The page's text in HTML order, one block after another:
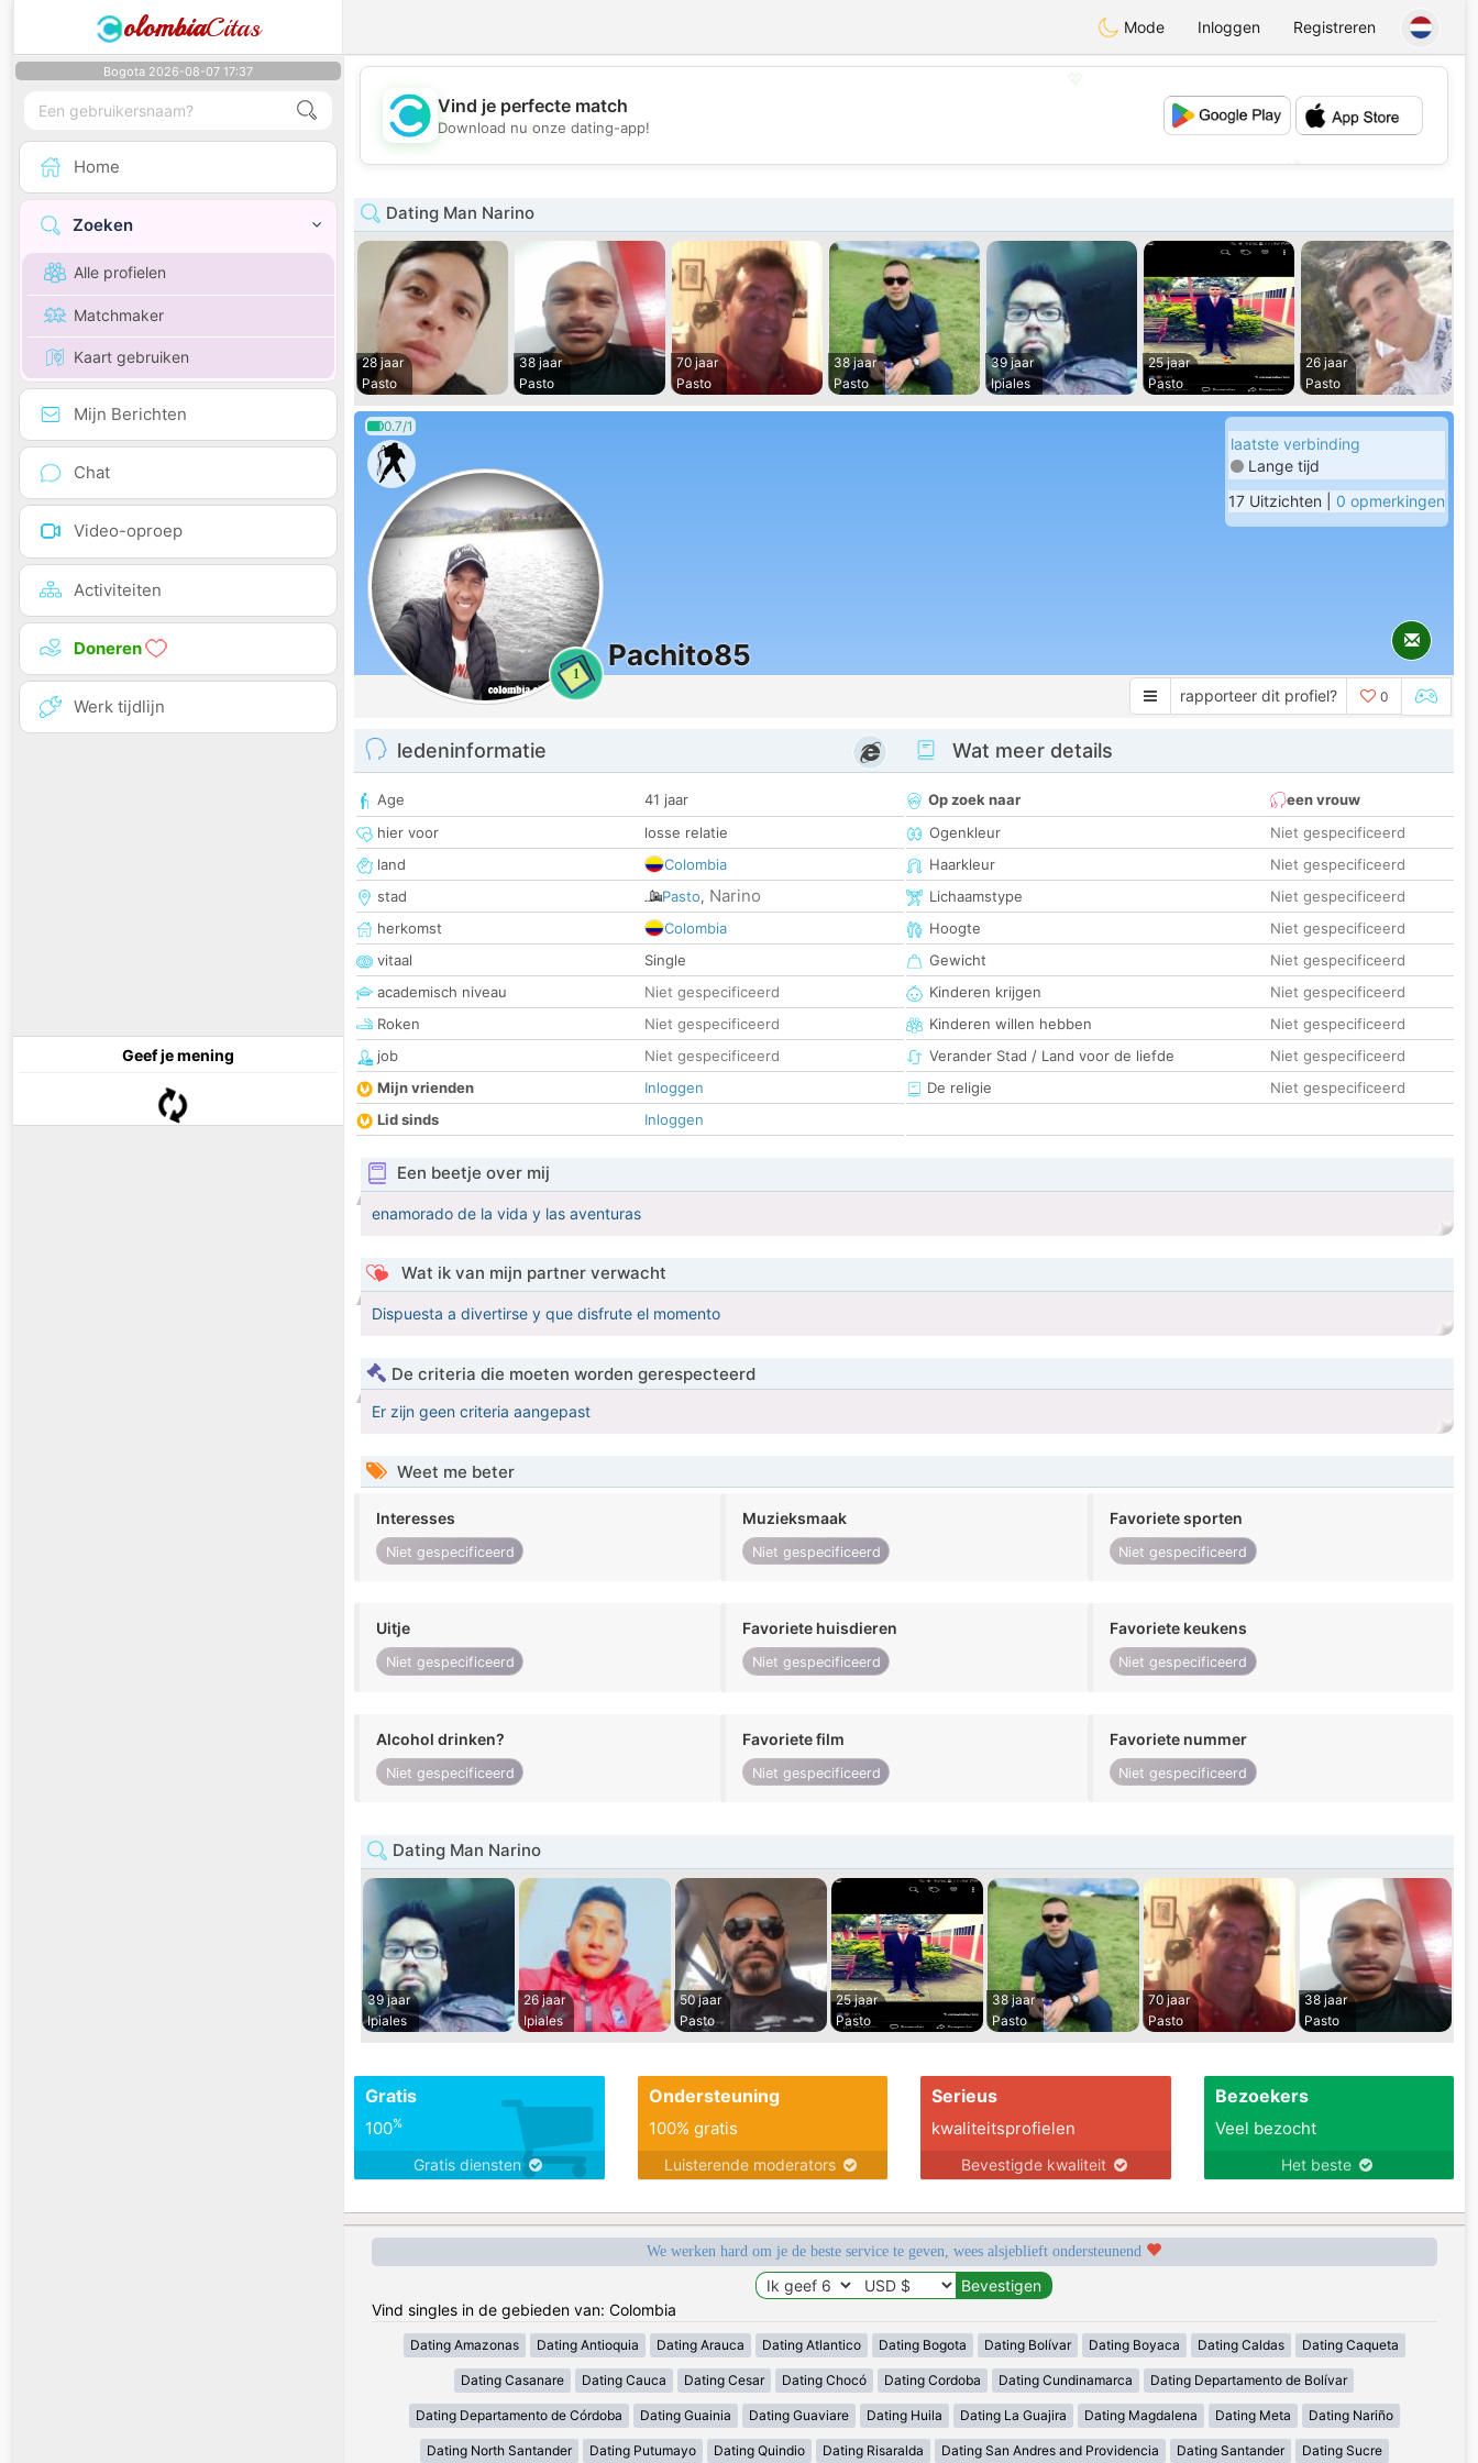
olombiaCitas Mode Inloggen Registreren
Bogota 2026-08-07 17:37
Home
Zoeken
Alle profielen
Matchmaker
Kaart gebruiken
Mijn Berichten
Chat
Video-oproep
Activiteiten
Doneren
Werk tijdlijn
Geef je mening
💕
Vind je perfecte match
Download nu onze dating-app!
Dating Man Narino
28 jaar
Pasto
38 jaar
Pasto
70 jaar
Pasto
38 jaar
Pasto
39 jaar
Ipiales
25 jaar
Pasto
26 jaar
Pasto
0.7/1
1
Pachito85
laatste verbinding
Lange tijd
17 Uitzichten | 0 opmerkingen
rapporteer dit profiel? 0
ledeninformatie
Age
41 jaar
hier voor
losse relatie
land
Colombia
stad
Pasto, Narino
herkomst
Colombia
vitaal
Single
academisch niveau
Niet gespecificeerd
Roken
Niet gespecificeerd
job
Niet gespecificeerd
Mijn vrienden
Inloggen
Lid sinds
Inloggen
Wat meer details
Op zoek naar
een vrouw
Ogenkleur
Niet gespecificeerd
Haarkleur
Niet gespecificeerd
Lichaamstype
Niet gespecificeerd
Hoogte
Niet gespecificeerd
Gewicht
Niet gespecificeerd
Kinderen krijgen
Niet gespecificeerd
Kinderen willen hebben
Niet gespecificeerd
Verander Stad / Land voor de liefde
Niet gespecificeerd
De religie
Niet gespecificeerd
Een beetje over mij
enamorado de la vida y las aventuras
Wat ik van mijn partner verwacht
Dispuesta a divertirse y que disfrute el momento
De criteria die moeten worden gerespecteerd
Er zijn geen criteria aangepast
Weet me beter
Interesses
Niet gespecificeerd
Muzieksmaak
Niet gespecificeerd
Favoriete sporten
Niet gespecificeerd
Uitje
Niet gespecificeerd
Favoriete huisdieren
Niet gespecificeerd
Favoriete keukens
Niet gespecificeerd
Alcohol drinken?
Niet gespecificeerd
Favoriete film
Niet gespecificeerd
Favoriete nummer
Niet gespecificeerd
Dating Man Narino
39 jaar
Ipiales
26 jaar
Ipiales
50 jaar
Pasto
25 jaar
Pasto
38 jaar
Pasto
70 jaar
Pasto
38 jaar
Pasto
Gratis
100%
Gratis diensten
Ondersteuning
100% gratis
Luisterende moderators
Serieus
kwaliteitsprofielen
Bevestigde kwaliteit
Bezoekers
Veel bezocht
Het beste
We werken hard om je de beste service te geven, wees alsjeblieft ondersteunend
Vind singles in de gebieden van: Colombia
Dating Amazonas Dating Antioquia Dating Arauca Dating Atlantico Dating Bogota Dating Bolívar Dating Boyaca Dating Caldas Dating Caqueta
Dating Casanare Dating Cauca Dating Cesar Dating Chocó Dating Cordoba Dating Cundinamarca Dating Departamento de Bolívar
Dating Departamento de Córdoba Dating Guainia Dating Guaviare Dating Huila Dating La Guajira Dating Magdalena Dating Meta Dating Nariño
Dating North Santander Dating Putumayo Dating Quindio Dating Risaralda Dating San Andres and Providencia Dating Santander Dating Sucre